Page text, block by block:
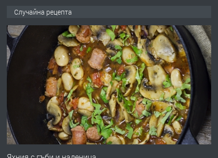
АПАРТАМЕНТ В ЦЕНТЪРА НА ГР.
ХАСКОВО
преди 3 дни
Давам гараж под наем
преди 3 дни
ПРЕДЛАГА
№4120 Магазин/Офис под наем в кв.
Случайна рецепта